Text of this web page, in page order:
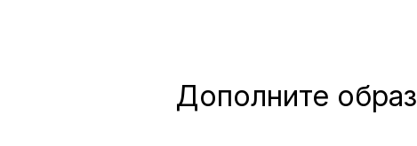
Дополните образ